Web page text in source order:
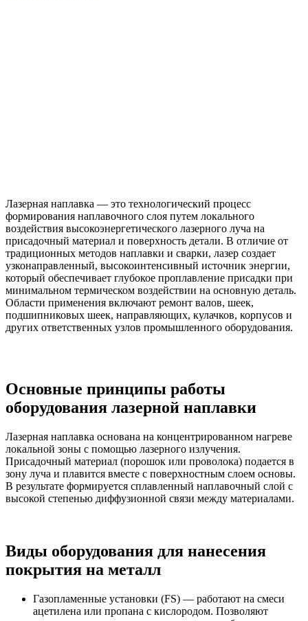
Лазерная наплавка — это технологический процесс
формирования наплавочного слоя путем локального
воздействия высокоэнергетического лазерного луча на
присадочный материал и поверхность детали. В отличие от
традиционных методов наплавки и сварки, лазер создает
узконаправленный, высокоинтенсивный источник энергии,
который обеспечивает глубокое проплавление присадки при
минимальном термическом воздействии на основную деталь.
Области применения включают ремонт валов, шеек,
подшипниковых шеек, направляющих, кулачков, корпусов и
других ответственных узлов промышленного оборудования.
Основные принципы работы
оборудования лазерной наплавки
Лазерная наплавка основана на концентрированном нагреве
локальной зоны с помощью лазерного излучения.
Присадочный материал (порошок или проволока) подается в
зону луча и плавится вместе с поверхностным слоем основы.
В результате формируется сплавленный наплавочный слой с
высокой степенью диффузионной связи между материалами.
Виды оборудования для нанесения
покрытия на металл
Газопламенные установки (FS) — работают на смеси
ацетилена или пропана с кислородом. Позволяют